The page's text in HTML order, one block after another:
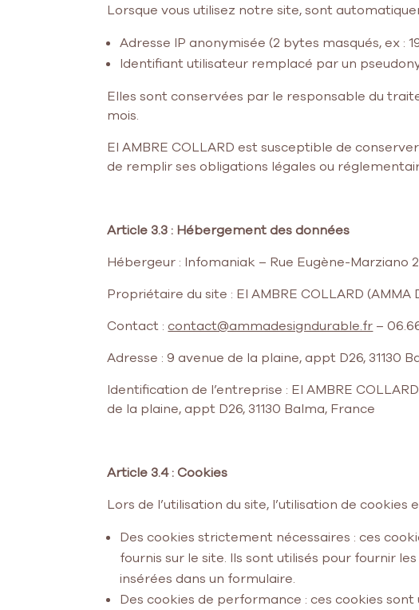
Lorsque vous utilisez notre site, sont
Adresse IP anonymisée (2 bytes masqués, ex :
Identifiant utilisateur remplacé par un
Elles sont conservées par le responsable du
mois.
EI AMBRE COLLARD est susceptible de
de remplir ses obligations légales ou
Article 3.3 : Hébergement des données
Hébergeur : Infomaniak – Rue Eugène-Marziano
Propriétaire du site : EI AMBRE COLLARD (AMMA
Contact :contact@ammadesigndurable.fr –
Adresse : 9 avenue de la plaine, appt D26, 31130
Identification de l’entreprise : EI AMBRE
de la plaine, appt D26, 31130 Balma, France
Article 3.4 : Cookies
Lors de l’utilisation du site, l’utilisation de cookies
Des cookies strictement nécessaires : ces
fournis sur le site. Ils sont utilisés pour fournir
insérées dans un formulaire.
Des cookies de performance : ces cookies